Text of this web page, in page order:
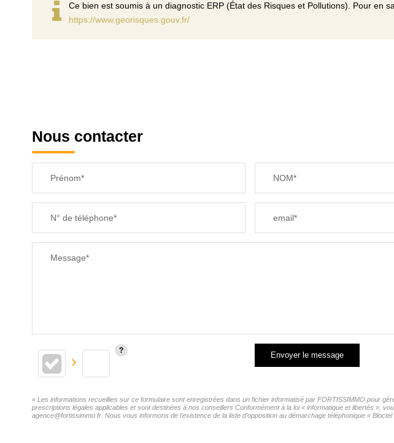
Ce bien est soumis à un diagnostic ERP (État des Risques et Pollutions). Pour en
https://www.georisques.gouv.fr/
Nous contacter
Prénom* NOM*
N° de téléphone* email*
Message*
Envoyer le message
« Les informations recueillies sur ce formulaire sont enregistrées dans un fichier informatisé par FORTISSIMMO pour
prescriptions légales applicables et sont destinées à nos conseillers Conformément à la loi « informatique et libertés
agence@fortissimmo.fr. Nous vous informons de l'existence de la liste d'opposition au démarchage téléphonique «